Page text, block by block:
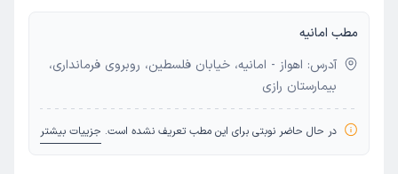
مطب امانیه
آدرس: اهواز - امانیه، خیابان فلسطین، روبروی فرمانداری،
بیمارستان رازی
در حال حاضر نوبتی برای این مطب تعریف نشده است. جزییات بیشتر